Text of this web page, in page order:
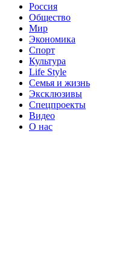
Россия
Общество
Мир
Экономика
Спорт
Культура
Life Style
Семья и жизнь
Эксклюзивы
Спецпроекты
Видео
О нас